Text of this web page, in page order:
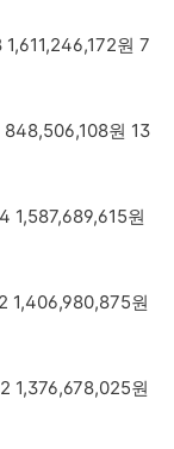
원 7
원 13
원
원
원